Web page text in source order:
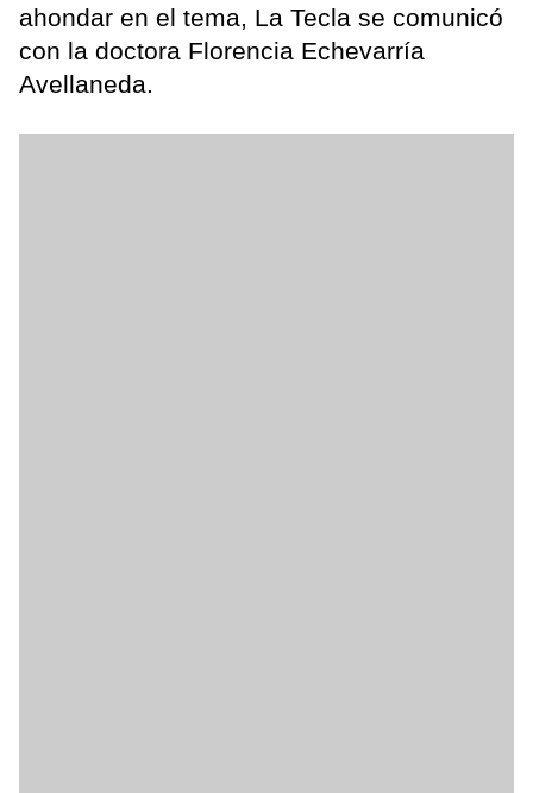
ahondar en el tema, La Tecla se comunicó
con la doctora Florencia Echevarría
Avellaneda.